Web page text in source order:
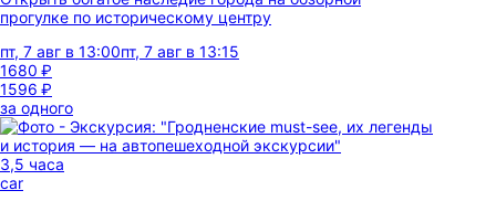
прогулке по историческому центру
пт, 7 авг в 13:00пт, 7 авг в 13:15
1680 ₽
1596 ₽
за одного
3,5 часа
car